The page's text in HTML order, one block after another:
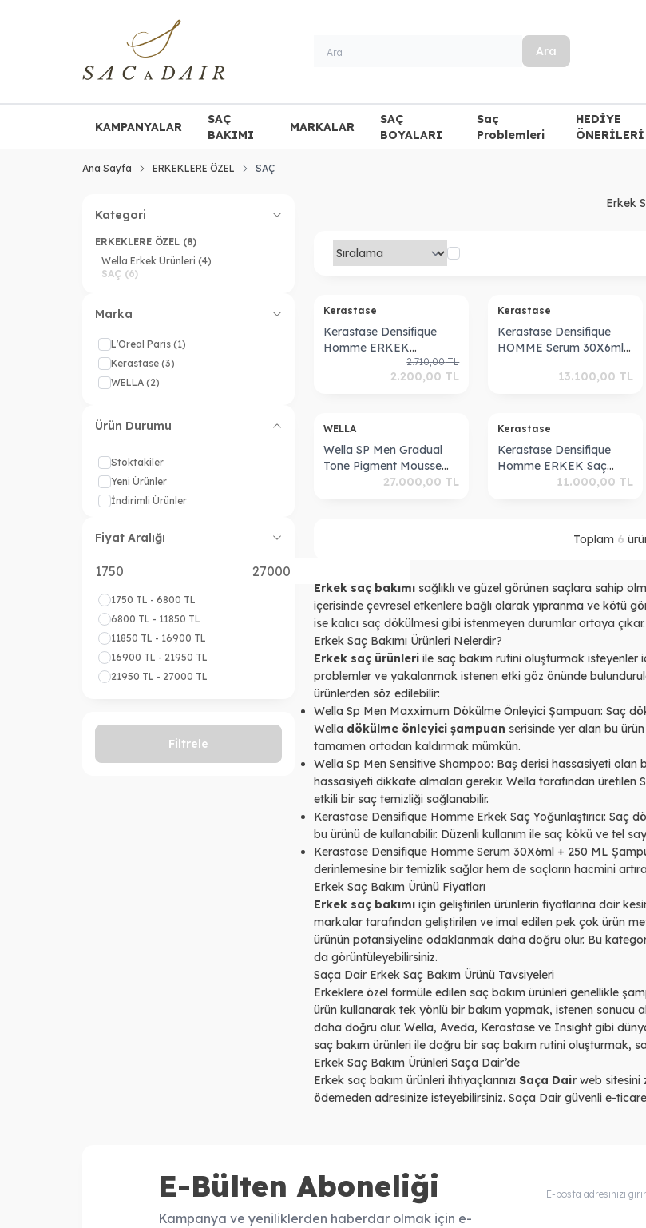
Ara
KAMPANYALAR
SAÇ
BAKIMI
MARKALAR
SAÇ
BOYALARI
Saç
Problemleri
HEDİYE
ÖNERİLERİ
Ana Sayfa ERKEKLERE ÖZEL SAÇ
Kategori
ERKEKLERE ÖZEL (8)
Wella Erkek Ürünleri (4)
SAÇ (6)
Marka
L'Oreal Paris (1)
Kerastase (3)
WELLA (2)
Ürün Durumu
Stoktakiler
Yeni Ürünler
İndirimli Ürünler
Fiyat Aralığı
1750 TL - 6800 TL
6800 TL - 11850 TL
11850 TL - 16900 TL
16900 TL - 21950 TL
21950 TL - 27000 TL
Filtrele
Erkek
Kerastase
Kerastase Densifique
Homme ERKEK
Dökülme Karşıtı
Şampuan 250 ml
2.710,00TL
2.200,00 TL
Kerastase
Kerastase Densifique
HOMME Serum 30X6ml
13.100,00 TL
WELLA
Wella SP Men Gradual
Tone Pigment Mousse
Beyaz Saç Kapatıcı
27.000,00 TL
Kerastase
Kerastase Densifique
Homme ERKEK Saç
Yoğunlaştrcı Serum 30*6
11.000,00 TL
Toplam 6
Erkek saç bakımı sağlıklı ve güzel görünen saçlara sahip
içerisinde çevresel etkenlere bağlı olarak yıpranma ve kötü
ise kalıcı saç dökülmesi gibi istenmeyen durumlar ortaya çıkar.
Erkek Saç Bakımı Ürünleri Nelerdir?
Erkek saç ürünleriile saç bakım rutini oluşturmak
problemler ve yakalanmak istenen etki göz önünde
ürünlerden söz edilebilir:
Wella Sp Men Maxximum Dökülme Önleyici Şampuan: Saç
Wella dökülme önleyici şampuan serisinde yer alan bu
tamamen ortadan kaldırmak mümkün.
Wella Sp Men Sensitive Shampoo: Baş derisi hassasiyeti olan
hassasiyeti dikkate almaları gerekir. Wella tarafından
etkili bir saç temizliği sağlanabilir.
Kerastase Densifique Homme Erkek Saç Yoğunlaştırıcı: Saç
bu ürünü de kullanabilir. Düzenli kullanım ile saç kökü ve tel
Kerastase Densifique Homme Serum 30X6ml + 250 ML
derinlemesine bir temizlik sağlar hem de saçların hacmini
Erkek Saç Bakım Ürünü Fiyatları
Erkek saç bakımı için geliştirilen ürünlerin fiyatlarına dair
markalar tarafından geliştirilen ve imal edilen pek çok ürün
ürünün potansiyeline odaklanmak daha doğru olur. Bu
da görüntüleyebilirsiniz.
Saça Dair Erkek Saç Bakım Ürünü Tavsiyeleri
Erkeklere özel formüle edilen saç bakım ürünleri genellikle
ürün kullanarak tek yönlü bir bakım yapmak, istenen sonucu
daha doğru olur. Wella, Aveda, Kerastase ve Insight gibi
saç bakım ürünleri ile doğru bir saç bakım rutini oluşturmak,
Erkek Saç Bakım Ürünleri Saça Dair’de
Erkek saç bakım ürünleri ihtiyaçlarınızıSaça Dairweb sitesini
ödemeden adresinize isteyebilirsiniz. Saça Dair güvenli e-
E-Bülten Aboneliği
Kampanya ve yeniliklerden haberdar olmak için e-